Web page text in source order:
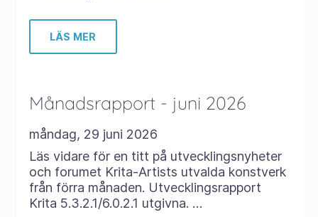
LÄS MER
Månadsrapport - juni 2026
måndag, 29 juni 2026
Läs vidare för en titt på utvecklingsnyheter
och forumet Krita-Artists utvalda konstverk
från förra månaden. Utvecklingsrapport
Krita 5.3.2.1/6.0.2.1 utgivna. …